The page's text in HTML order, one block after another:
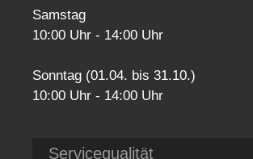
Samstag
10:00 Uhr - 14:00 Uhr
Sonntag (01.04. bis 31.10.)
10:00 Uhr - 14:00 Uhr
Servicequalität